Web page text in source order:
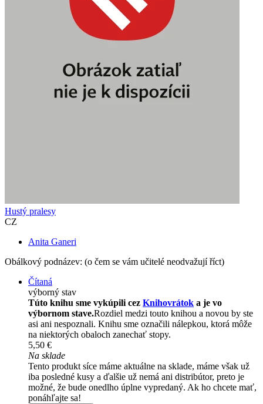
Hustý pralesy
CZ
Anita Ganeri
Obálkový podnázev: (o čem se vám učitelé neodvažují říct)
Čítaná
výborný stav
Túto knihu sme vykúpili cez Knihovrátok a je vo
výbornom stave.Rozdiel medzi touto knihou a novou by ste
asi ani nespoznali. Knihu sme označili nálepkou, ktorá môže
na niektorých obaloch zanechať stopy.
5,50 €
Na sklade
Tento produkt síce máme aktuálne na sklade, máme však už
iba posledné kusy a ďalšie už nemá ani distribútor, preto je
možné, že bude onedlho úplne vypredaný. Ak ho chcete mať,
ponáhľajte sa!